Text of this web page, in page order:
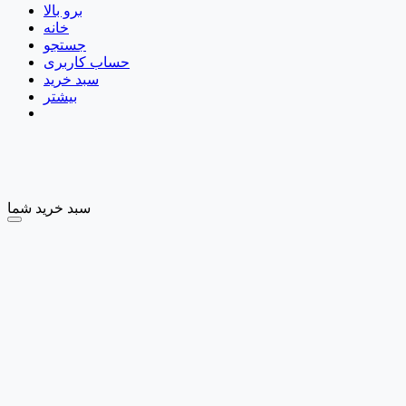
برو بالا
خانه
جستجو
حساب کاربری
سبد خرید
بیشتر
سبد خرید شما